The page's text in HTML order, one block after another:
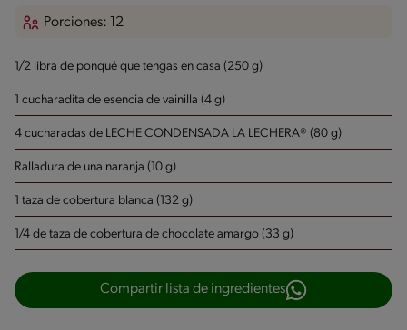
Porciones: 12
1/2 libra de ponqué que tengas en casa (250 g)
1 cucharadita de esencia de vainilla (4 g)
4 cucharadas de LECHE CONDENSADA LA LECHERA® (80 g)
Ralladura de una naranja (10 g)
1 taza de cobertura blanca (132 g)
1/4 de taza de cobertura de chocolate amargo (33 g)
Compartir lista de ingredientes